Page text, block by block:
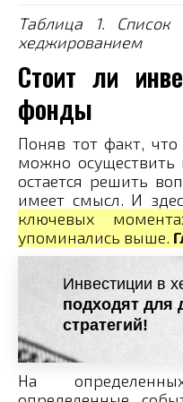
Таблица 1.
хеджированием
Стоит ли
фонды
Поняв тот факт,
можно осуществить
остается решить
имеет смысл. И
ключевых
упоминались выше.
Инвестиции в
подходят для
стратегий!
На